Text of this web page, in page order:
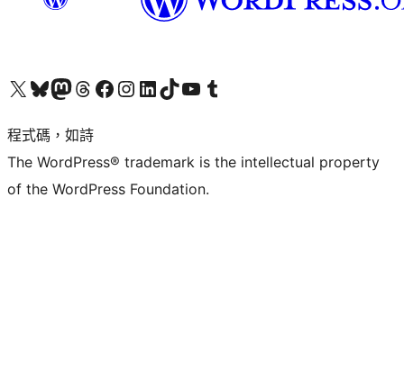
查看我們的 X (之前的 Twitter) 帳號造訪我們的 Bluesky 帳號造訪我們的 Mastodon 帳號造訪我們的 Threads 帳號 造訪我們的 Facebook 粉絲專頁Visit our Instagram account
Visit our LinkedIn account
造訪我們的 TikTok 帳號Visit our YouTube channel
造訪我們的 Tumblr 帳號
程式碼，如詩
The WordPress® trademark is the intellectual property
of the WordPress Foundation.